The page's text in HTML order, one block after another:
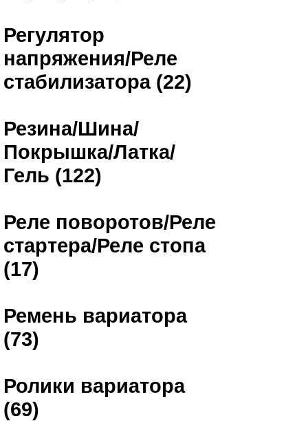
Регулятор
напряжения/Реле
стабилизатора (22)
Резина/Шина/
Покрышка/Латка/
Гель (122)
Реле поворотов/Реле
стартера/Реле стопа
(17)
Ремень вариатора
(73)
Ролики вариатора
(69)